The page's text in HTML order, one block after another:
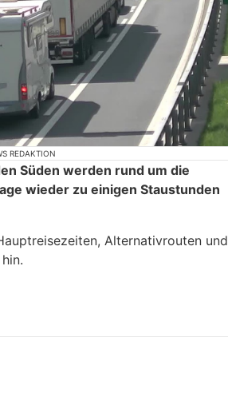
REDAKTION
Süden werden rund um die
wieder zu einigen Staustunden
Alternativrouten und